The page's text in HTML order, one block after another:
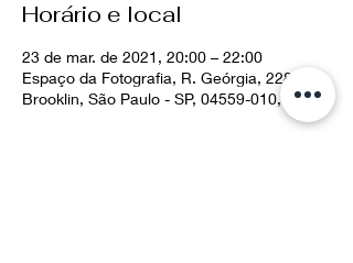
Horário e local
23 de mar. de 2021, 20:00 – 22:00
Espaço da Fotografia, R. Geórgia, 228 -
Brooklin, São Paulo - SP, 04559-010, Brasil